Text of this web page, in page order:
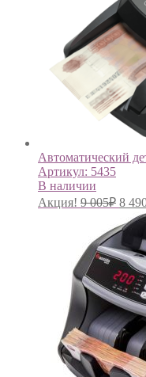
Автоматический
Артикул: 5435
В наличии
Акция! 9 005₽ 8